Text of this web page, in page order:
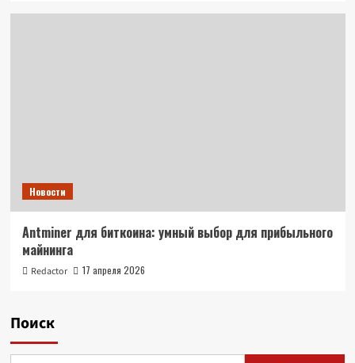
Новости
Antminer для биткоина: умный выбор для прибыльного
майнинга
Redactor 17 апреля 2026
Поиск